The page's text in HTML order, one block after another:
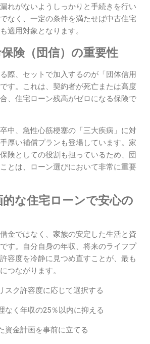
れがないようしっかりと手続きを行い
なく、一定の条件を満たせば中古住宅
適用対象となります。
険（団信）の重要性
際、セットで加入するのが「団体信用
す。これは、契約者が死亡または高度
、住宅ローン残高がゼロになる保険で
中、急性心筋梗塞の「三大疾病」に対
厚い補償プランも登場しています。家
険としての役割も担っているため、団
とは、ローン選びにおいて非常に重要
的な住宅ローンで安心の
金ではなく、家族の安定した生活と資
す。自分自身の年収、将来のライフプ
容度を冷静に見つめ直すことが、最も
つながります。
スク許容度に応じて選択する
なく年収の25％以内に抑える
資金計画を事前に立てる